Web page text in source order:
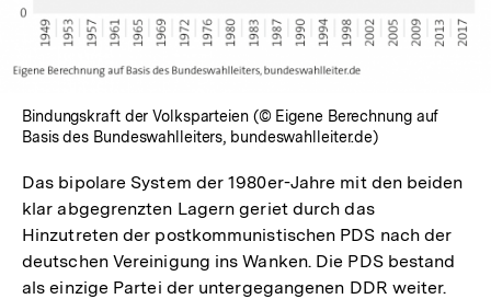
Bindungskraft der Volksparteien (© Eigene Berechnung auf
Basis des Bundeswahlleiters, bundeswahlleiter.de)
Das bipolare System der 1980er-Jahre mit den beiden
klar abgegrenzten Lagern geriet durch das
Hinzutreten der postkommunistischen PDS nach der
deutschen Vereinigung ins Wanken. Die PDS bestand
als einzige Partei der untergegangenen DDR weiter.